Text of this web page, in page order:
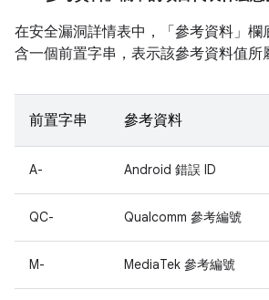
在安全漏洞詳情表中，「參考資料」 欄
含一個前置字串，表示該參考資料值所
前置字串 參考資料
A- Android 錯誤 ID
QC- Qualcomm 參考編號
M- MediaTek 參考編號